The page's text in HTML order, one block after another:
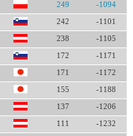
249 -1094
242 -1101
238 -1105
172 -1171
171 -1172
155 -1188
137 -1206
111 -1232